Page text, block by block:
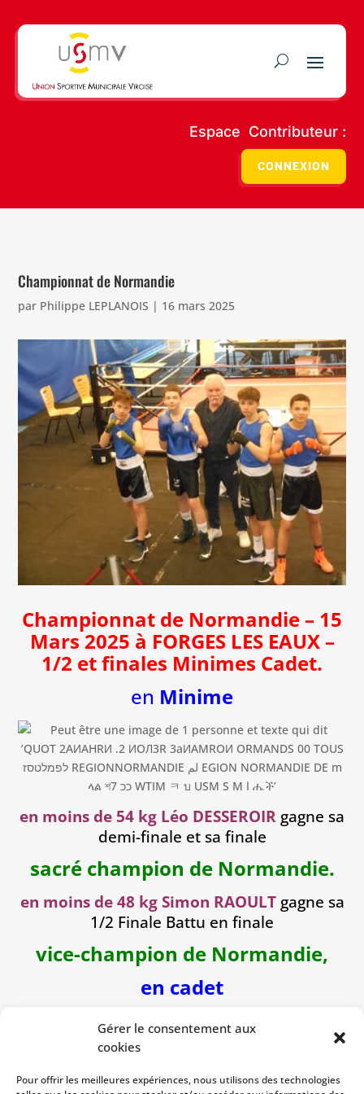
Gérer le consentement aux
cookies
Pour offrir les meilleures expériences, nous utilisons des technologies
Espace Contributeur :
CONNEXION
Championnat de Normandie
par Philippe LEPLANOIS | 16 mars 2025
Championnat de Normandie – 15
Mars 2025 à FORGES LES EAUX –
1/2 et finales Minimes Cadet.
en Minime
en moins de 54 kg Léo DESSEROIR gagne sa
demi-finale et sa finale
sacré champion de Normandie.
en moins de 48 kg Simon RAOULT gagne sa
1/2 Finale Battu en finale
vice-champion de Normandie,
en cadet
en moins de 48 kg
1/2 et sa finale